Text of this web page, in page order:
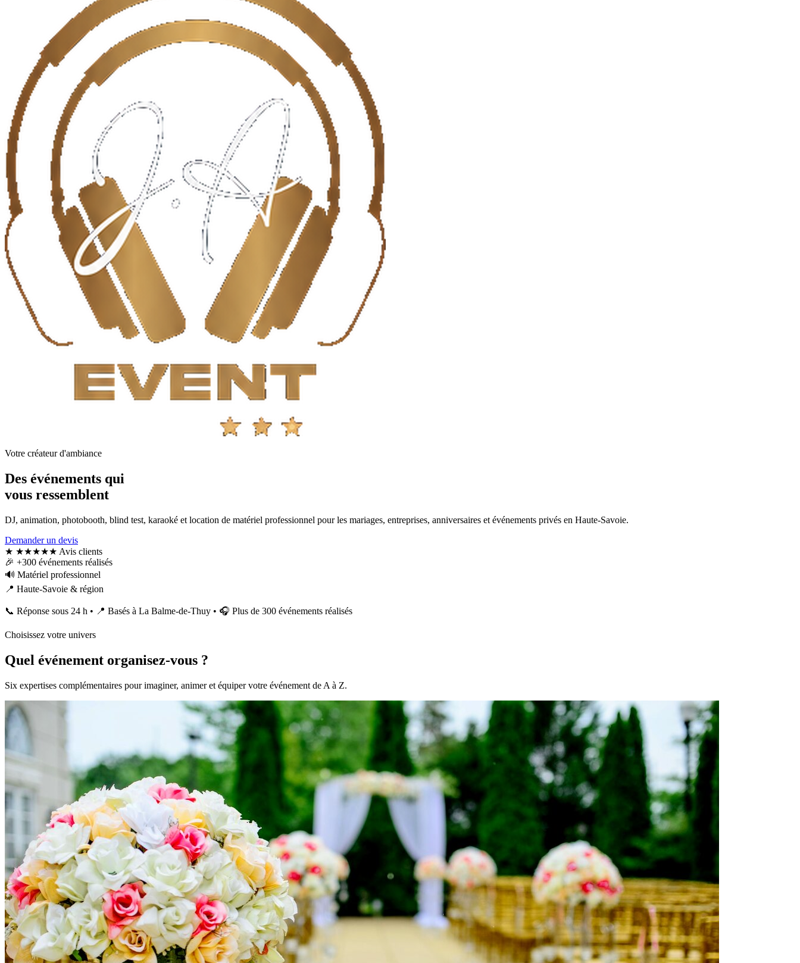
Votre créateur d'ambiance
Des événements qui
vous ressemblent
DJ, animation, photobooth, blind test, karaoké et location de matériel professionnel pour les mariages, entreprises, anniversaires et événements privés en Haute-Savoie.
Demander un devis
★ ★★★★★ Avis clients
🎉 +300 événements réalisés
🔊 Matériel professionnel
📍 Haute-Savoie & région
📞 Réponse sous 24 h • 📍 Basés à La Balme-de-Thuy • 🎧 Plus de 300 événements réalisés
Choisissez votre univers
Quel événement organisez-vous ?
Six expertises complémentaires pour imaginer, animer et équiper votre événement de A à Z.